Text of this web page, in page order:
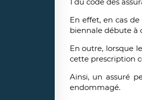
En effet, en cas
biennale débute à
En outre, lorsque
cette prescription
Ainsi, un assuré
endommagé.